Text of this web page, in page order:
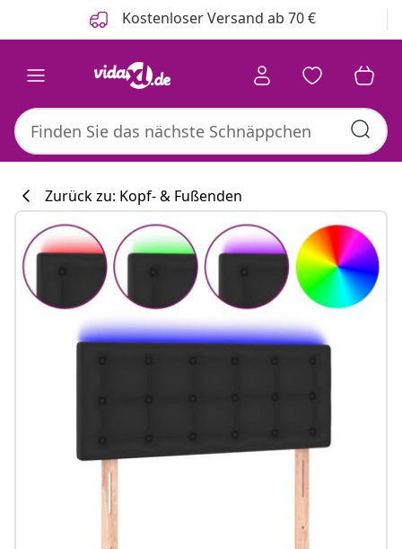
Kostenloser Versand ab 70 €
Zurück zu: Kopf- & Fußenden